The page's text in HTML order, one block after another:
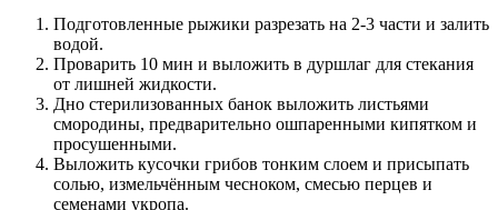
Подготовленные рыжики разрезать на 2-3 части и залить
водой.
Проварить 10 мин и выложить в дуршлаг для стекания
от лишней жидкости.
Дно стерилизованных банок выложить листьями
смородины, предварительно ошпаренными кипятком и
просушенными.
Выложить кусочки грибов тонким слоем и присыпать
солью, измельчённым чесноком, смесью перцев и
семенами укропа.